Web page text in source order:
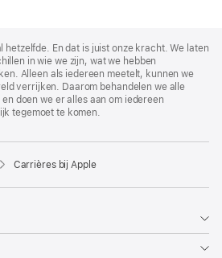
hetzelfde. En dat is juist onze kracht. We laten
in wie we zijn, wat we hebben
Alleen als iedereen meetelt, kunnen we
verrijken. Daarom behandelen we alle
doen we er alles aan om iedereen
tegemoet te komen.
Carrières bij Apple